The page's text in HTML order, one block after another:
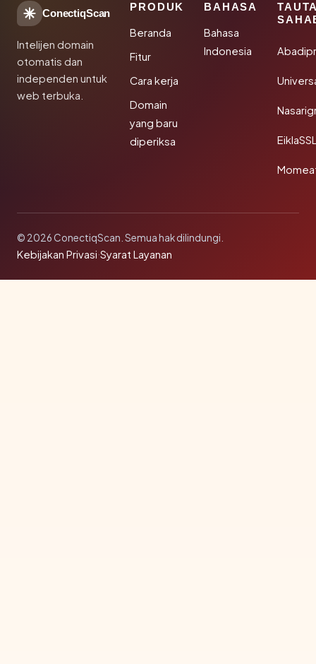
ConectiqScan
Intelijen domain
otomatis dan
independen untuk
web terbuka.
PRODUK
Beranda
Fitur
Cara kerja
Domain
yang baru
diperiksa
BAHASA
Bahasa
Indonesia
© 2026 ConectiqScan. Semua hak dilindungi.
Kebijakan Privasi·Syarat Layanan